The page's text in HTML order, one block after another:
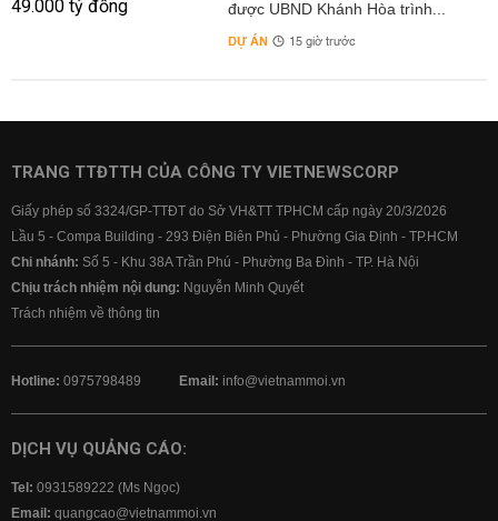
được UBND Khánh Hòa trình...
DỰ ÁN 15 giờ trước
TRANG TTĐTTH CỦA CÔNG TY VIETNEWSCORP
Giấy phép số 3324/GP-TTĐT do Sở VH&TT TPHCM cấp ngày 20/3/2026
Lầu 5 - Compa Building - 293 Điện Biên Phủ - Phường Gia Định - TP.HCM
Chi nhánh: Số 5 - Khu 38A Trần Phú - Phường Ba Đình - TP. Hà Nội
Chịu trách nhiệm nội dung: Nguyễn Minh Quyết
Trách nhiệm về thông tin
Hotline: 0975798489 Email: info@vietnammoi.vn
DỊCH VỤ QUẢNG CÁO:
Tel: 0931589222 (Ms Ngọc)
Email: quangcao@vietnammoi.vn